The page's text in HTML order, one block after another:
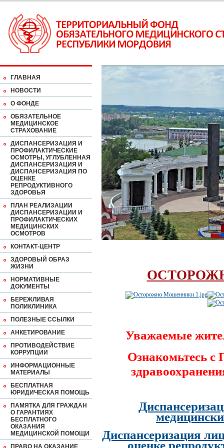
ГЛАВНАЯ
НОВОСТИ
О ФОНДЕ
ОБЯЗАТЕЛЬНОЕ
МЕДИЦИНСКОЕ
СТРАХОВАНИЕ
ДИСПАНСЕРИЗАЦИЯ И
ПРОФИЛАКТИЧЕСКИЕ
ОСМОТРЫ, УГЛУБЛЕННАЯ
ДИСПАНСЕРИЗАЦИЯ И
ДИСПАНСЕРИЗАЦИЯ ПО
ОЦЕНКЕ
РЕПРОДУКТИВНОГО
ЗДОРОВЬЯ
ПЛАН РЕАЛИЗАЦИИ
ДИСПАНСЕРИЗАЦИИ И
ПРОФИЛАКТИЧЕСКИХ
МЕДИЦИНСКИХ
ОСМОТРОВ
КОНТАКТ-ЦЕНТР
ЗДОРОВЫЙ ОБРАЗ
ЖИЗНИ
НОРМАТИВНЫЕ
ДОКУМЕНТЫ
БЕРЕЖЛИВАЯ
ПОЛИКЛИНИКА
ПОЛЕЗНЫЕ ССЫЛКИ
АНКЕТИРОВАНИЕ
ПРОТИВОДЕЙСТВИЕ
КОРРУПЦИИ
ИНФОРМАЦИОННЫЕ
МАТЕРИАЛЫ
БЕСПЛАТНАЯ
ЮРИДИЧЕСКАЯ ПОМОЩЬ
ПАМЯТКА ДЛЯ ГРАЖДАН
О ГАРАНТИЯХ
БЕСПЛАТНОГО
ОКАЗАНИЯ
МЕДИЦИНСКОЙ ПОМОЩИ
ПРАВО НА ОКАЗАНИЕ
Уважаемые
Ознакомьтесь
Диспансеризация
оценке